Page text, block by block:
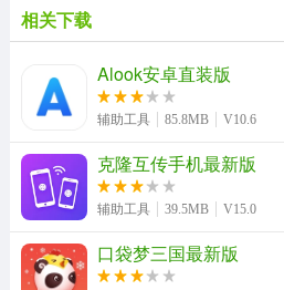
易腾云原版
大角虫漫画手机最新版 新射雕群侠传之铁血丹心手机版
自动点点手机版 极速清理大师手机免费版
相关下载
Alook安卓直装版
辅助工具 85.8MB V10.6
克隆互传手机最新版
辅助工具 39.5MB V15.0
口袋梦三国最新版